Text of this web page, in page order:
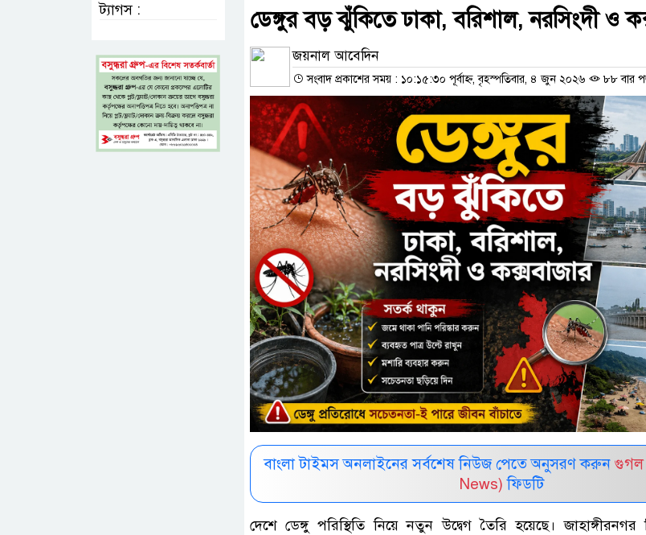
ডেঙ্গুর বড় ঝুঁকিতে ঢাকা, বরিশাল, নরসিংদী ও
জয়নাল আবেদিন
সংবাদ প্রকাশের সময় : ১০:১৫:৩০ পূর্বাহ্ন, বৃহস্পতিবার, ৪ জুন ২০২৬ ৮৮ বার
বাংলা টাইমস অনলাইনের সর্বশেষ নিউজ পেতে অনুসরণ করুন গুগল
News) ফিডটি
দেশে ডেঙ্গু পরিস্থিতি নিয়ে নতুন উদ্বেগ তৈরি হয়েছে। জাহাঙ্গীরনগর
ট্যাগস :